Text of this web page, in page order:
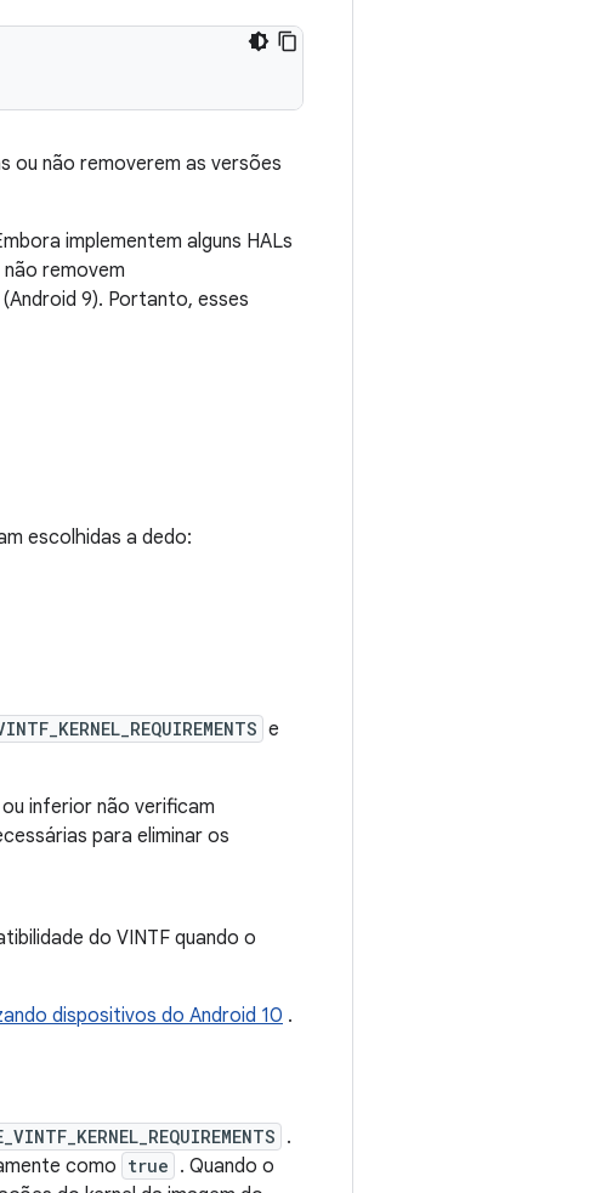
ou não removerem as versões
implementem alguns HALs
removem
9). Portanto, esses
escolhidas a dedo:
e
inferior não verificam
para eliminar os
do VINTF quando o
dispositivos do Android 10 .
.
como true . Quando o